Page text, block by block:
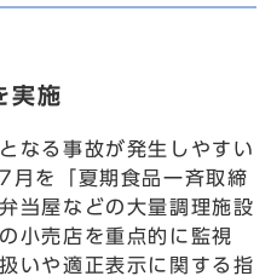
実施
なる事故が発生しやすい
月を「夏期食品一斉取締
当屋などの大量調理施設
小売店を重点的に監視
いや適正表示に関する指